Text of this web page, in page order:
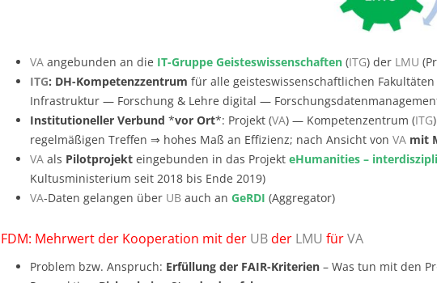
VA angebunden an die IT-Gruppe Geisteswissenschaften (ITG) der LMU
ITG: DH-Kompetenzzentrum für alle geisteswissenschaftlichen
Infrastruktur — Forschung & Lehre digital —
Institutioneller Verbund *vor Ort*: Projekt (VA) — Kompetenzentrum (ITG
regelmäßigen Treffen ⇒ hohes Maß an Effizienz; nach Ansicht von VA mit
VA als Pilotprojekt eingebunden in das Projekt eHumanities –
Kultusministerium seit 2018 bis Ende 2019)
VA-Daten gelangen über UB auch an GeRDI (Aggregator)
FDM: Mehrwert der Kooperation mit der UBder LMU fürVA
Problem bzw. Anspruch: Erfüllung der FAIR-Kriterien – Was tun mit den